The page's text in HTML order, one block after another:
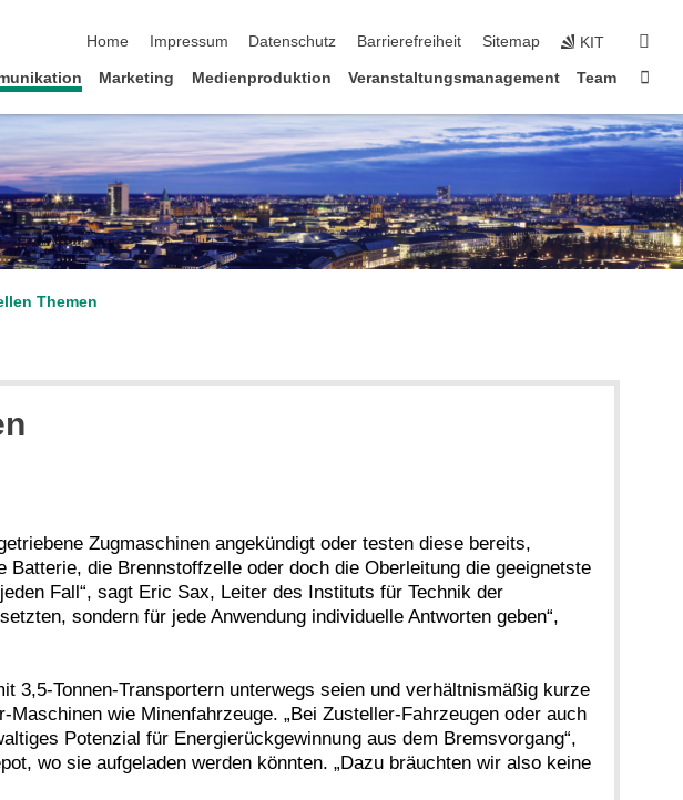
Home
Impressum Datenschutz Barrierefreiheit Sitemap KIT
Marketing Medienproduktion Veranstaltungsmanagement Team
Themen
Zugmaschinen angekündigt oder testen diese bereits,
die Brennstoffzelle oder doch die Oberleitung die geeignetste
Fall“, sagt Eric Sax, Leiter des Instituts für Technik der
sondern für jede Anwendung individuelle Antworten geben“,
Tonnen-Transportern unterwegs seien und verhältnismäßig kurze
wie Minenfahrzeuge. „Bei Zusteller-Fahrzeugen oder auch
Potenzial für Energierückgewinnung aus dem Bremsvorgang“,
wo sie aufgeladen werden könnten. „Dazu bräuchten wir also keine